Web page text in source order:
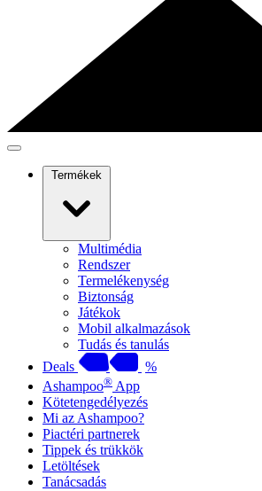
Termékek
Multimédia
Rendszer
Termelékenység
Biztonság
Játékok
Mobil alkalmazások
Tudás és tanulás
Deals
%
Ashampoo® App
Kötetengedélyezés
Mi az Ashampoo?
Piactéri partnerek
Tippek és trükkök
Letöltések
Tanácsadás